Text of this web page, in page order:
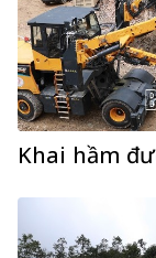
Khai hầm